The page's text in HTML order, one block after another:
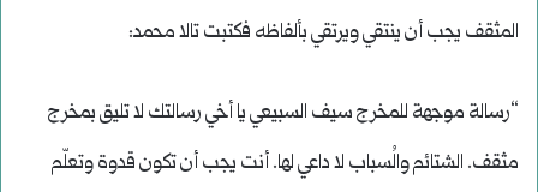
المثقف يجب أن ينتقي ويرتقي بألفاظه فكتبت تالا محمد:
“رسالة موجهة للمخرج سيف السبيعي يا أخي رسالتك لا تليق بمخرج
مثقف. الشتائم والُسباب لا داعي لها. أنت يجب أن تكون قدوة وتعلّم